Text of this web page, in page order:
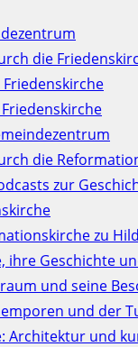
die
die
zur
zu
ihre Geschichte
und seine
und der
Architektur und